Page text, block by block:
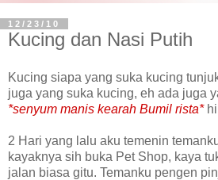
12/23/10
Kucing dan Nasi Putih
Kucing siapa yang suka kucing
juga yang suka kucing, eh ada juga
*senyum manis kearah Bumil rista*
2 Hari yang lalu aku temenin
kayaknya sih buka Pet Shop, kaya
jalan biasa gitu. Temanku pengen